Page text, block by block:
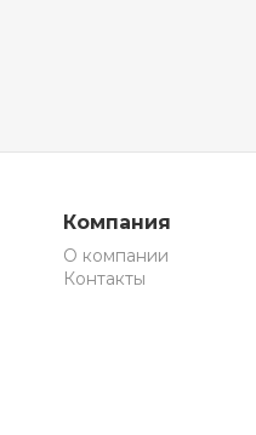
Компания
О компании
Контакты